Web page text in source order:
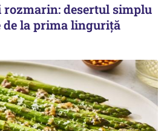
rozmarin: desertul simplu
de la prima linguriță